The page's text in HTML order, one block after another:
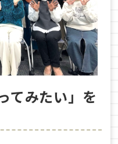
てみたい」を